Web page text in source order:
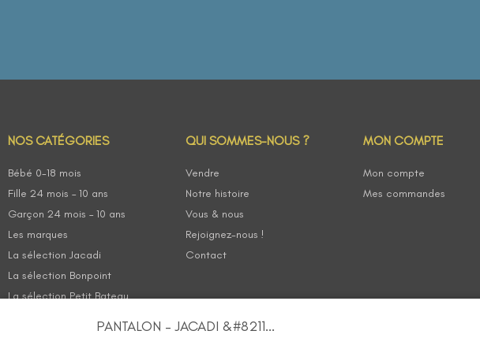
PANTALON – JACADI &#8211...
NOS CATÉGORIES
Bébé 0-18 mois
Fille 24 mois – 10 ans
Garçon 24 mois – 10 ans
Les marques
La sélection Jacadi
La sélection Bonpoint
La sélection Petit Bateau
QUI SOMMES-NOUS ?
Vendre
Notre histoire
Vous & nous
Rejoignez-nous !
Contact
MON COMPTE
Mon compte
Mes commandes